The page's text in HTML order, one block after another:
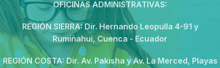
OFICINAS ADMINISTRATIVAS:
REGIÓN SIERRA:Dir. Hernando Leopulla 4-91 y
Rumiñahui, Cuenca - Ecuador
REGIÓN COSTA: Dir. Av. Pakisha y Av. La Merced, Playas